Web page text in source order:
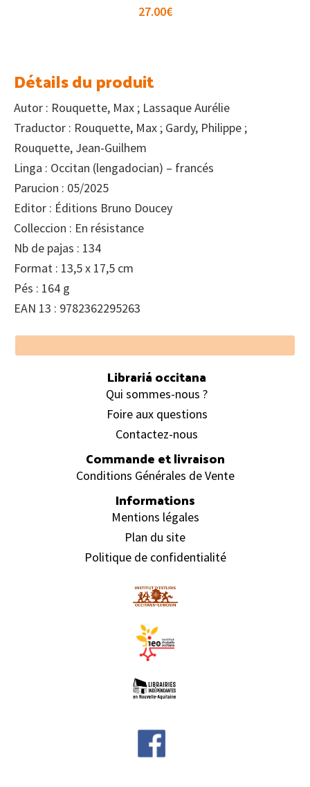
27.00€
Détails du produit
Autor : Rouquette, Max ; Lassaque Aurélie
Traductor : Rouquette, Max ; Gardy, Philippe ;
Rouquette, Jean-Guilhem
Linga : Occitan (lengadocian) – francés
Parucion : 05/2025
Editor : Éditions Bruno Doucey
Colleccion : En résistance
Nb de pajas : 134
Format : 13,5 x 17,5 cm
Pés : 164 g
EAN 13 : 9782362295263
Footer
Librariá occitana
Qui sommes-nous ?
Foire aux questions
Contactez-nous
Commande et livraison
Conditions Générales de Vente
Informations
Mentions légales
Plan du site
Politique de confidentialité